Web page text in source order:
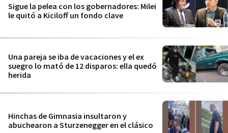
Sigue la pelea con los gobernadores: Milei
le quitó a Kiciloff un fondo clave
Una pareja se iba de vacaciones y el ex
suegro lo mató de 12 disparos: ella quedó
herida
Hinchas de Gimnasia insultaron y
abuchearon a Sturzenegger en el clásico